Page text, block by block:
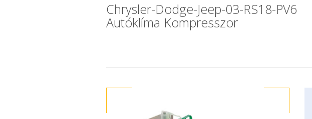
Chrysler-Dodge-Jeep-03-RS18-PV6
Autóklíma Kompresszor